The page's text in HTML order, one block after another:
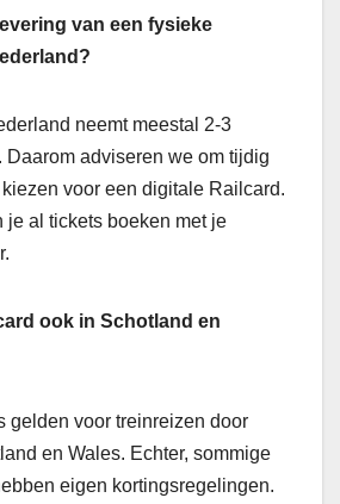
van een fysieke
neemt meestal 2-3
Daarom adviseren we om tijdig
voor een digitale Railcard.
je al tickets boeken met je
ook in Schotland en
gelden voor treinreizen door
en Wales. Echter, sommige
eigen kortingsregelingen.